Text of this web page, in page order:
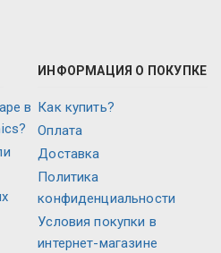
в
ИНФОРМАЦИЯ О ПОКУПКЕ
Как купить?
Оплата
Доставка
Политика
конфиденциальности
Условия покупки в
интернет-магазине